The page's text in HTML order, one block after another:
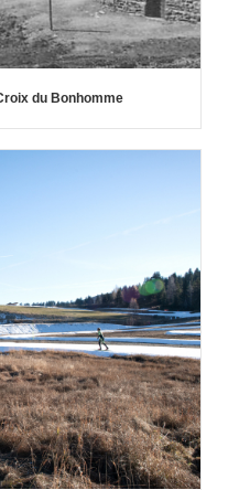
du Bonhomme